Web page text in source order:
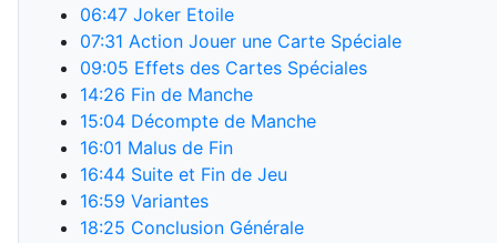
06:47 Joker Etoile
07:31 Action Jouer une Carte Spéciale
09:05 Effets des Cartes Spéciales
14:26 Fin de Manche
15:04 Décompte de Manche
16:01 Malus de Fin
16:44 Suite et Fin de Jeu
16:59 Variantes
18:25 Conclusion Générale